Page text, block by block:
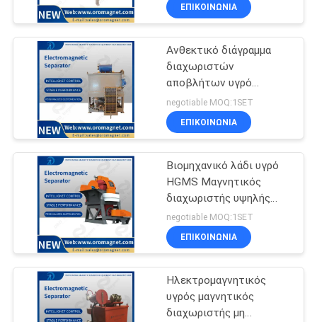
ΈΛΕΓΧΟΣ
ΜΑΣ
ΕΛΆΤΕ
ΕΠΑΦΉ
ΜΕ
ΕΙΔΉΣΕΙΣ
ΓΝΏΣΗ
ΠΕΡΙΠΤΏΣΕΙΣ
καολίνη/τον άστριο
ΕΠΙΚΟΙΝΩΝΊΑ
Ανθεκτικό διάγραμμα
διαχωριστών
αποβλήτων υγρό
μαγνητικό 380v εύκολο
να λειτουργήσει
negotiable MOQ:1SET
ΕΠΙΚΟΙΝΩΝΊΑ
Βιομηχανικό λάδι υγρό
HGMS Μαγνητικός
διαχωριστής υψηλής
απόδοσης κεραμική
καολίνη Σκουλήθρα
Κουαρτς Φελντσπάρ
negotiable MOQ:1SET
ΕΠΙΚΟΙΝΩΝΊΑ
Ηλεκτρομαγνητικός
υγρός μαγνητικός
διαχωριστής μη